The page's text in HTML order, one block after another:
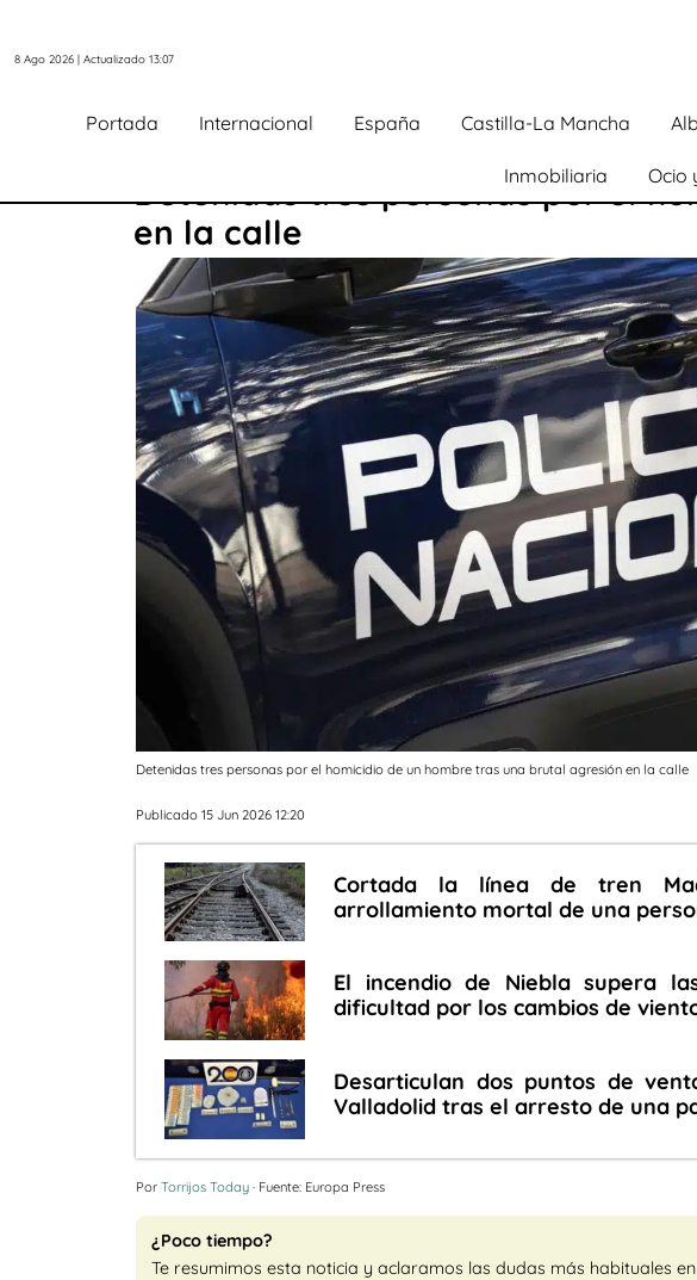
8 Ago 2026 | Actualizado 13:07
Portada Internacional España Castilla-La Mancha
Inmobiliaria Ocio
Detenidas tres personas por el
en la calle
Detenidas tres personas por el homicidio de un hombre tras una brutal agresión en la calle
Publicado 15 Jun 2026 12:20
Cortada la línea de tren
arrollamiento mortal de una
El incendio de Niebla supera
dificultad por los cambios de
Desarticulan dos puntos de
Valladolid tras el arresto de una
Por Torrijos Today · Fuente: Europa Press
¿Poco tiempo?
Te resumimos esta noticia y aclaramos las dudas más habituales